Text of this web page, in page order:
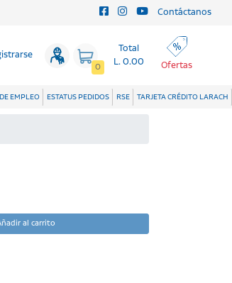
Contáctanos
0
Total
L. 0.00
Ofertas
EMPLEO ESTATUS PEDIDOS RSE TARJETA CRÉDITO LARACH
al carrito